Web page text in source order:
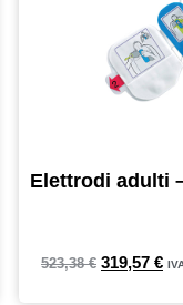
Elettrodi adulti
523,38€ 319,57 €